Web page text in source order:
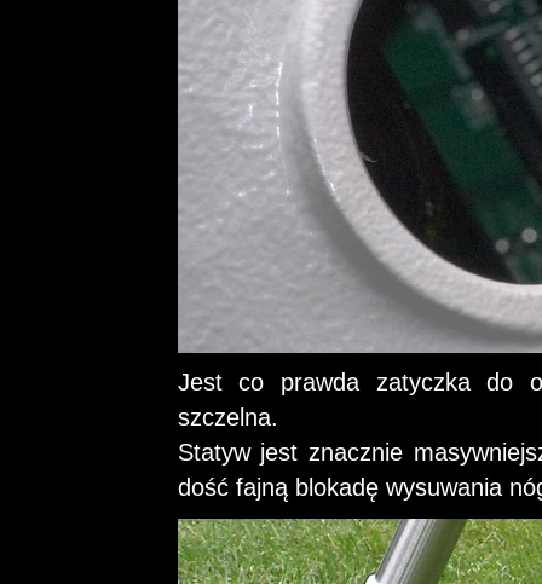
Jest co prawda zatyczka do
szczelna.
Statyw jest znacznie
dość fajną blokadę wysuwania